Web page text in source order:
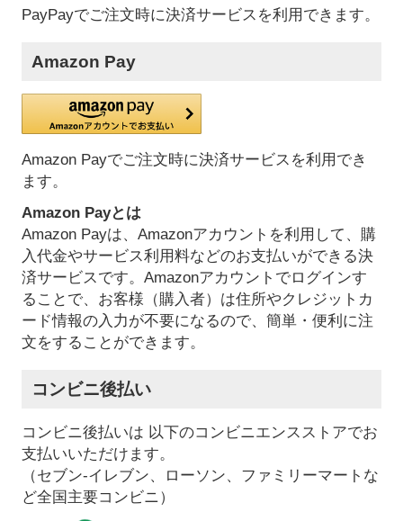
PayPayでご注文時に決済サービスを利用できます。
Amazon Pay
Amazon Payでご注文時に決済サービスを利用でき
ます。
Amazon Payとは
Amazon Payは、Amazonアカウントを利用して、購
入代金やサービス利用料などのお支払いができる決
済サービスです。Amazonアカウントでログインす
ることで、お客様（購入者）は住所やクレジットカ
ード情報の入力が不要になるので、簡単・便利に注
文をすることができます。
コンビニ後払い
コンビニ後払いは 以下のコンビニエンスストアでお
支払いいただけます。
（セブン-イレブン、ローソン、ファミリーマートな
ど全国主要コンビニ）